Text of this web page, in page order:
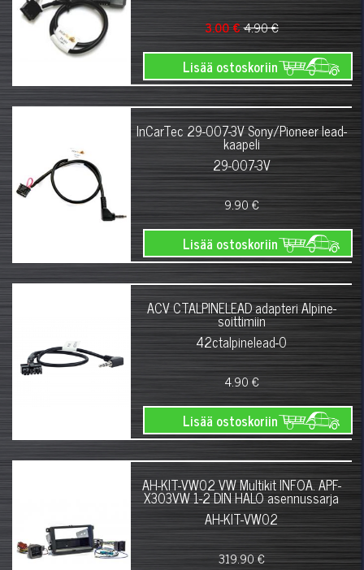
3.00 €4.90 €
Lisää ostoskoriin
InCarTec 29-007-3V Sony/Pioneer lead-
kaapeli
29-007-3V
9.90 €
Lisää ostoskoriin
ACV CTALPINELEAD adapteri Alpine-
soittimiin
42ctalpinelead-0
4.90 €
Lisää ostoskoriin
AH-KIT-VW02 VW Multikit INFOA. APF-
X303VW 1-2 DIN HALO asennussarja
AH-KIT-VW02
319.90 €